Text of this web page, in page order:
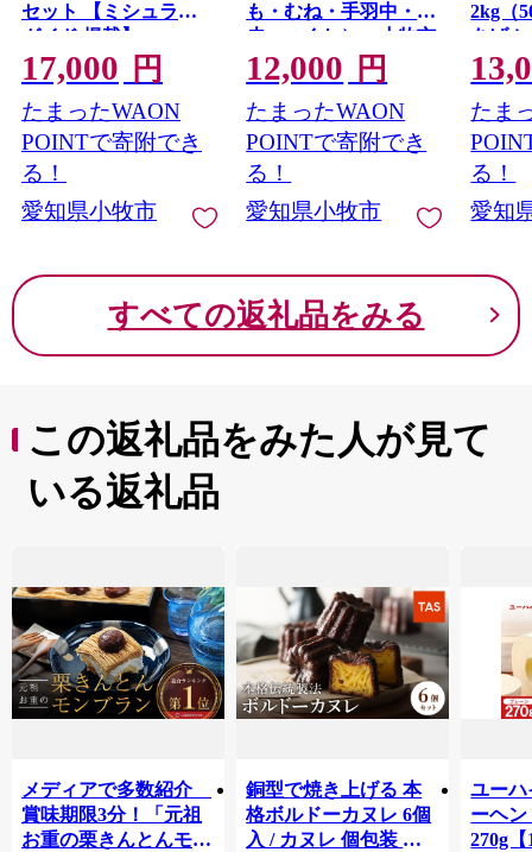
セット 【ミシュラン
ガイド 掲載】
17,000 円
たまったWAON
POINTで寄附でき
る！
愛知県小牧市
も・むね・手羽中・
皮・つくね） 小牧市
12,000 円
たまったWAON
POINTで寄附でき
る！
愛知県小牧市
2kg（
あげ
済み
肉 旨
舗 加
簡単
解凍
食品
お取り
たま
る！
愛知
すべての返礼品をみる
この返礼品をみた人が見て
いる返礼品
メディアで多数紹介
賞味期限3分！「元祖
お重の栗きんとんモン
銅型で焼き上げる 本
格ボルドーカヌレ 6個
入 / カヌレ 個包装 外
ユーハ
ーヘ
270g【